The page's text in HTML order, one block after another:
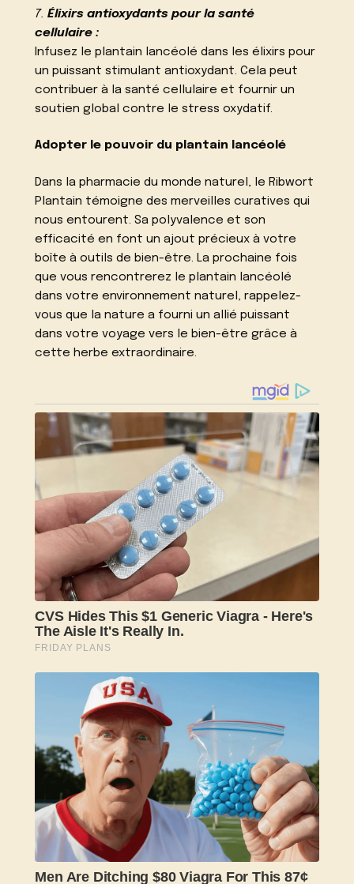
7.Élixirs antioxydants pour la santé
cellulaire :
Infusez le plantain lancéolé dans les élixirs pour
un puissant stimulant antioxydant. Cela peut
contribuer à la santé cellulaire et fournir un
soutien global contre le stress oxydatif.
Adopter le pouvoir du plantain lancéolé
Dans la pharmacie du monde naturel, le Ribwort
Plantain témoigne des merveilles curatives qui
nous entourent. Sa polyvalence et son
efficacité en font un ajout précieux à votre
boîte à outils de bien-être. La prochaine fois
que vous rencontrerez le plantain lancéolé
dans votre environnement naturel, rappelez-
vous que la nature a fourni un allié puissant
dans votre voyage vers le bien-être grâce à
cette herbe extraordinaire.